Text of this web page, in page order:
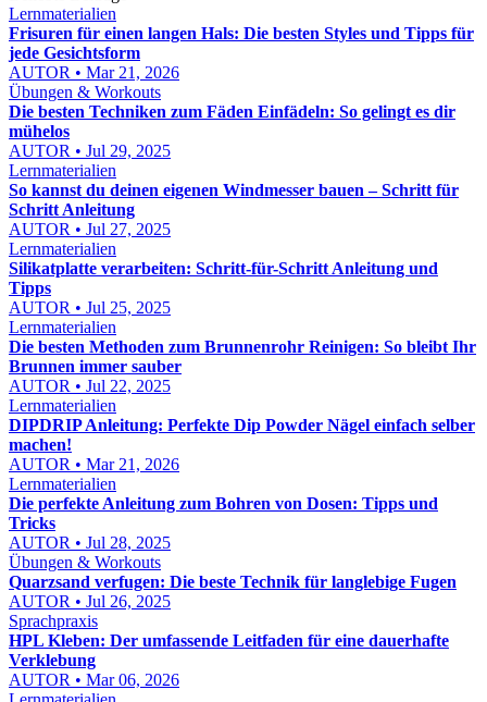
Lernmaterialien
Frisuren für einen langen Hals: Die besten Styles und Tipps für
jede Gesichtsform
AUTOR • Mar 21, 2026
Übungen & Workouts
Die besten Techniken zum Fäden Einfädeln: So gelingt es dir
mühelos
AUTOR • Jul 29, 2025
Lernmaterialien
So kannst du deinen eigenen Windmesser bauen – Schritt für
Schritt Anleitung
AUTOR • Jul 27, 2025
Lernmaterialien
Silikatplatte verarbeiten: Schritt-für-Schritt Anleitung und
Tipps
AUTOR • Jul 25, 2025
Lernmaterialien
Die besten Methoden zum Brunnenrohr Reinigen: So bleibt Ihr
Brunnen immer sauber
AUTOR • Jul 22, 2025
Lernmaterialien
DIPDRIP Anleitung: Perfekte Dip Powder Nägel einfach selber
machen!
AUTOR • Mar 21, 2026
Lernmaterialien
Die perfekte Anleitung zum Bohren von Dosen: Tipps und
Tricks
AUTOR • Jul 28, 2025
Übungen & Workouts
Quarzsand verfugen: Die beste Technik für langlebige Fugen
AUTOR • Jul 26, 2025
Sprachpraxis
HPL Kleben: Der umfassende Leitfaden für eine dauerhafte
Verklebung
AUTOR • Mar 06, 2026